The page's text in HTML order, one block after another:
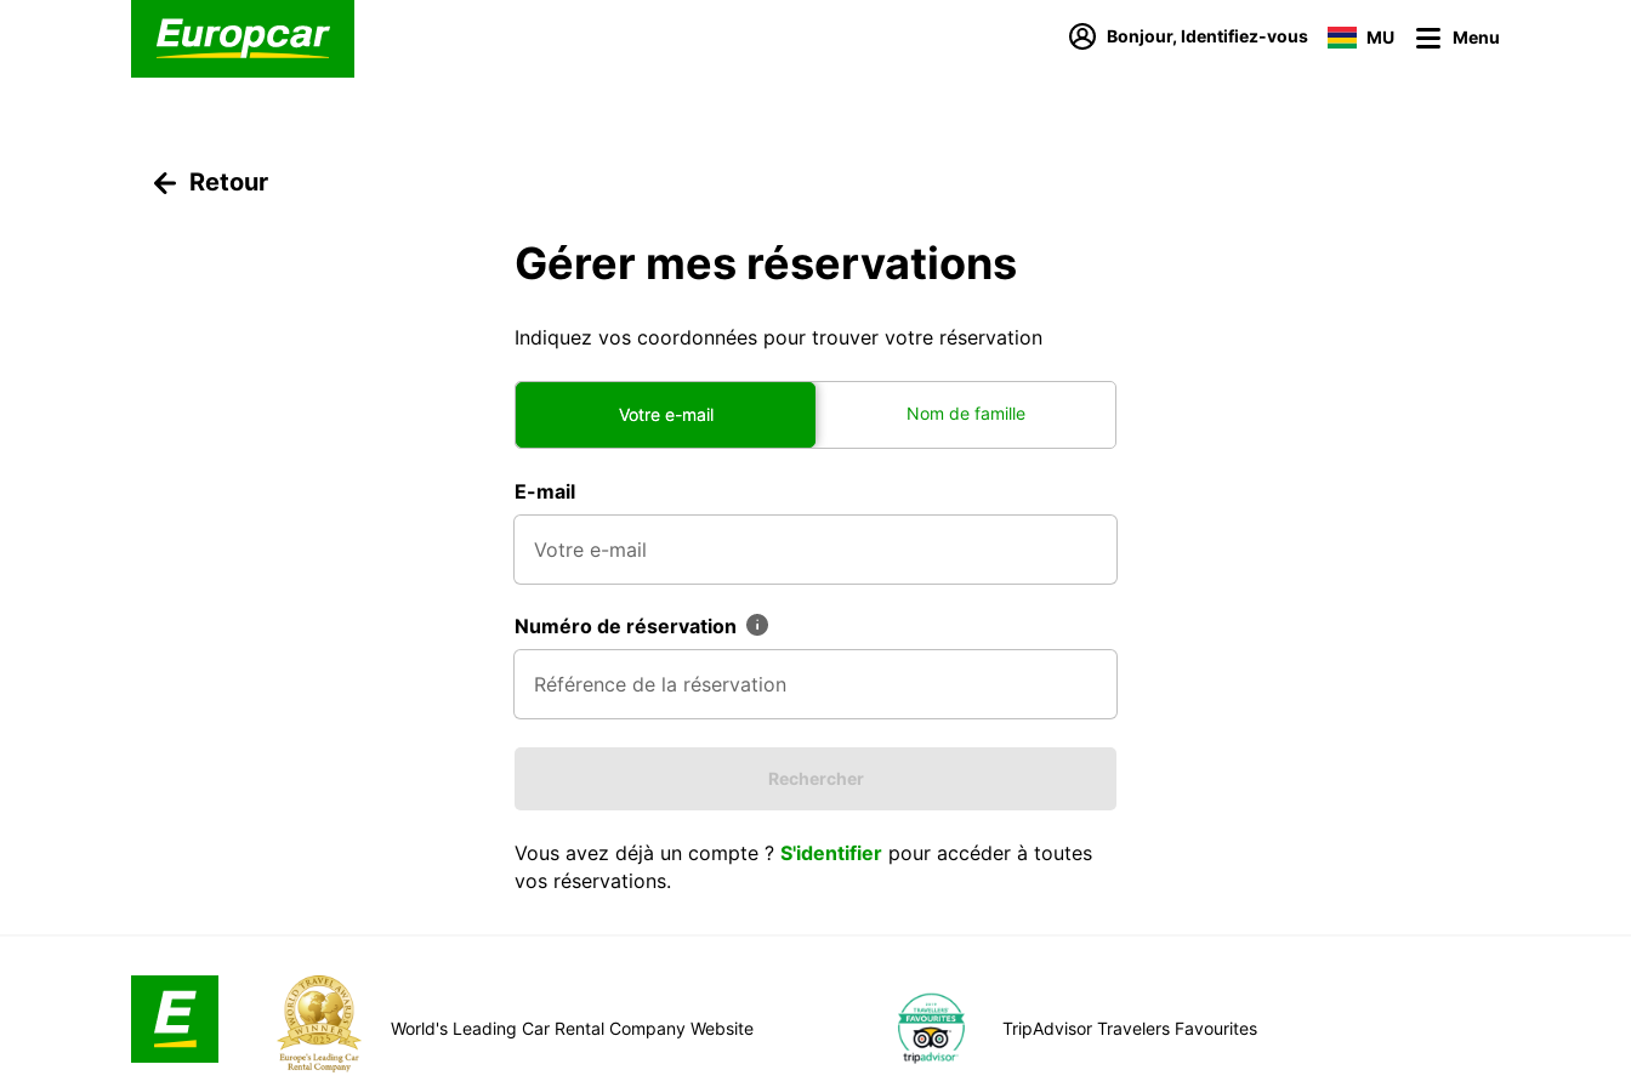
Bonjour, Identifiez-vous MU Menu
Retour
Gérer mes réservations
Indiquez vos coordonnées pour trouver votre réservation
Votre e-mail Nom de famille
E-mail
Numéro de réservation
Rechercher
Vous avez déjà un compte ? S'identifier pour accéder à toutes
vos réservations.
World's Leading Car Rental Company Website TripAdvisor Travelers Favourites